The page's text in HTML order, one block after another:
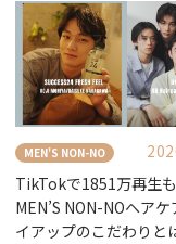
MEN'S NON-NO
TikTokで1851万再生も
MEN’S NON-NOヘア
イアップのこだわりと